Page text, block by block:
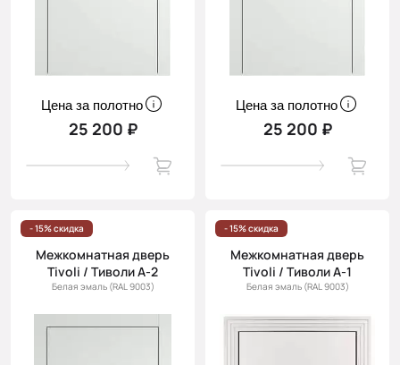
Цена за полотно
25 200 ₽
Цена за полотно
25 200 ₽
- 15% скидка
Межкомнатная дверь
Tivoli / Тиволи А-2
Белая эмаль (RAL 9003)
- 15% скидка
Межкомнатная дверь
Tivoli / Тиволи А-1
Белая эмаль (RAL 9003)